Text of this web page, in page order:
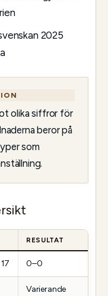
2025
olika siffror för
beror på
som
RESULTAT
0–0
Varierande